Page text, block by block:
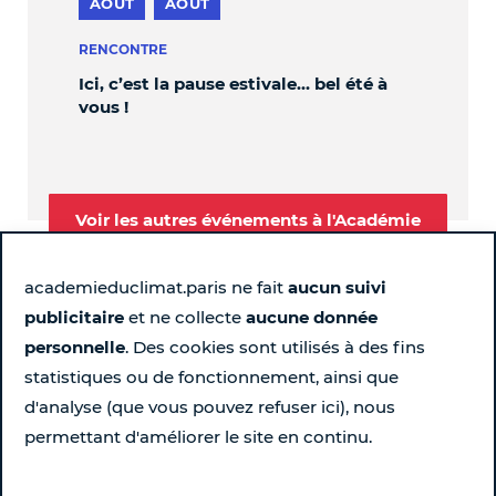
academieduclimat.paris ne fait aucun suivi
publicitaire et ne collecte aucune donnée
personnelle. Des cookies sont utilisés à des fins
statistiques ou de fonctionnement, ainsi que
d'analyse (que vous pouvez refuser ici), nous
permettant d'améliorer le site en continu.
RENCONTRE
Ici, c’est la pause estivale… bel été à
vous !
Voir les autres événements à l'Académie
Suivez-nous
Page Instagram de l'Académie du Climat - Nouvelle
Page LinkedIn de l'Académie du Climat - Nouvelle
Page Facebook de l'Académie du Climat -
Chaîne YouTube de l'Académie du
Pour ne rien rater chaque semaine...